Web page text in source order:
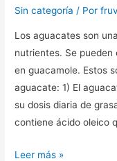
Sin categoría / Por
Los aguacates son
nutrientes. Se
en guacamole. Estos
aguacate: 1) El
su dosis diaria de
contiene ácido oleico
Leer más »